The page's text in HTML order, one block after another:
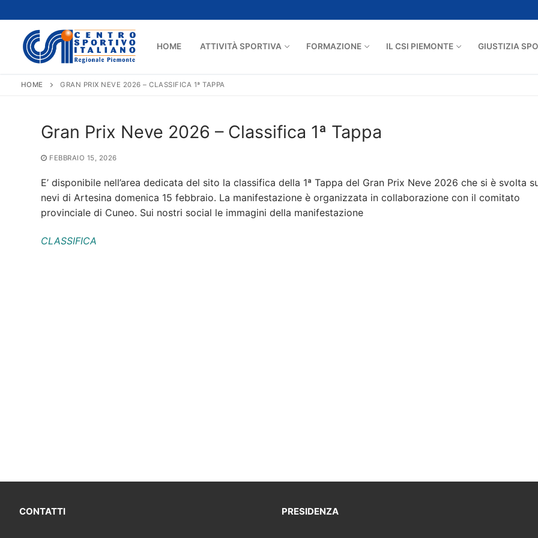
al
contenuto
HOME ATTIVITÀ SPORTIVA FORMAZIONE IL CSI PIEMONTE GIUSTIZIA
HOME GRAN PRIX NEVE 2026 – CLASSIFICA 1ª TAPPA
Gran Prix Neve 2026 – Classifica 1ª Tappa
FEBBRAIO 15, 2026
E’ disponibile nell’area dedicata del sito la classifica della 1ª Tappa del Gran Prix Neve 2026 che si è svolta
nevi di Artesina domenica 15 febbraio. La manifestazione è organizzata in collaborazione con il comitato
provinciale di Cuneo. Sui nostri social le immagini della manifestazione
CLASSIFICA
CONTATTI PRESIDENZA